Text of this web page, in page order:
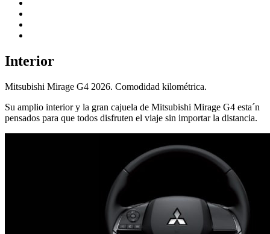
Interior
Mitsubishi Mirage G4 2026. Comodidad kilométrica.
Su amplio interior y la gran cajuela de Mitsubishi Mirage G4 esta´n
pensados para que todos disfruten el viaje sin importar la distancia.